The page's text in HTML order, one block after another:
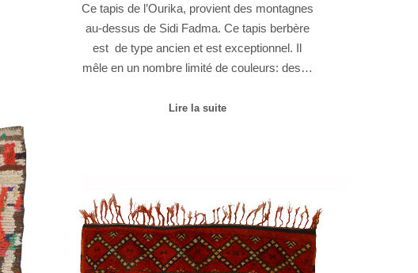
Ce tapis de l’Ourika, provient des montagnes
au-dessus de Sidi Fadma. Ce tapis berbère
est de type ancien et est exceptionnel. Il
mêle en un nombre limité de couleurs: des…
Lire la suite